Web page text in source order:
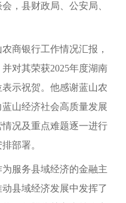
，县财政局、公安局、
商银行工作情况汇报，
对其荣获2025年度湖南
示祝贺。他感谢蓝山农
山经济社会高质量发展
况及重点难题逐一进行
部署。
服务县域经济的金融主
县域经济发展中发挥了